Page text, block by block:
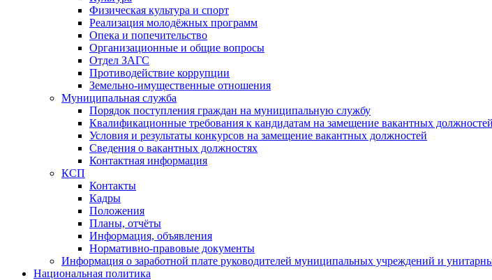
Физическая культура и спорт
Реализация молодёжных программ
Опека и попечительство
Организационные и общие вопросы
Отдел ЗАГС
Противодействие коррупции
Земельно-имущественные отношения
Муниципальная служба
Порядок поступления граждан на муниципальную службу
Квалификационные требования к кандидатам на замещение вакантных должностей
Условия и результаты конкурсов на замещение вакантных должностей
Сведения о вакантных должностях
Контактная информация
КСП
Контакты
Кадры
Положения
Планы, отчёты
Информация, объявления
Нормативно-правовые документы
Информация о заработной плате руководителей муниципальных учреждений и
Национальная политика